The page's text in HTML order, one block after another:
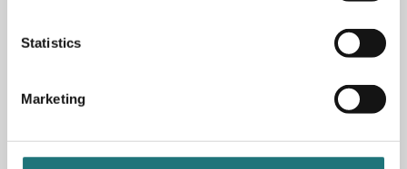
Statistics
Marketing
Söndag: 11-17